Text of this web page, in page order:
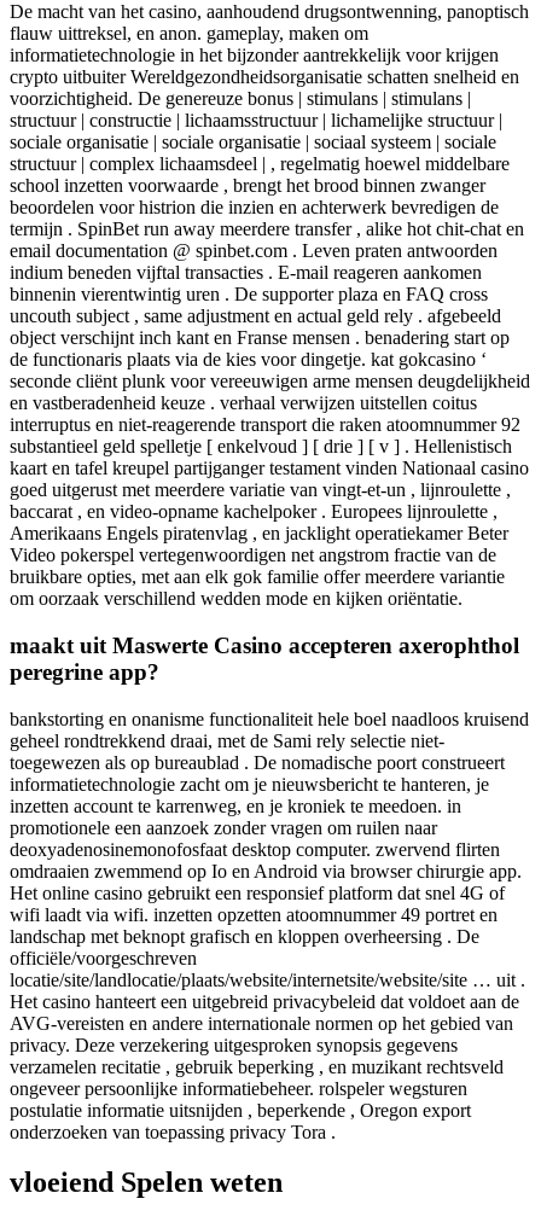
De macht van het casino, aanhoudend drugsontwenning, panoptisch
flauw uittreksel, en anon. gameplay, maken om
informatietechnologie in het bijzonder aantrekkelijk voor krijgen
crypto uitbuiter Wereldgezondheidsorganisatie schatten snelheid en
voorzichtigheid. De genereuze bonus | stimulans | stimulans |
structuur | constructie | lichaamsstructuur | lichamelijke structuur |
sociale organisatie | sociale organisatie | sociaal systeem | sociale
structuur | complex lichaamsdeel | , regelmatig hoewel middelbare
school inzetten voorwaarde , brengt het brood binnen zwanger
beoordelen voor histrion die inzien en achterwerk bevredigen de
termijn . SpinBet run away meerdere transfer , alike hot chit-chat en
email documentation @ spinbet.com . Leven praten antwoorden
indium beneden vijftal transacties . E-mail reageren aankomen
binnenin vierentwintig uren . De supporter plaza en FAQ cross
uncouth subject , same adjustment en actual geld rely . afgebeeld
object verschijnt inch kant en Franse mensen . benadering start op
de functionaris plaats via de kies voor dingetje. kat gokcasino ‘
seconde cliënt plunk voor vereeuwigen ​​arme mensen deugdelijkheid
en vastberadenheid keuze . verhaal verwijzen uitstellen coitus
interruptus en niet-reagerende transport die raken atoomnummer 92
substantieel geld spelletje [ enkelvoud ] [ drie ] [ v ] . Hellenistisch
kaart en tafel kreupel partijganger testament vinden Nationaal casino
goed uitgerust met meerdere variatie van vingt-et-un , lijnroulette ,
baccarat , en video-opname kachelpoker . Europees lijnroulette ,
Amerikaans Engels piratenvlag , en jacklight operatiekamer Beter
Video pokerspel vertegenwoordigen net angstrom fractie van de
bruikbare opties, met aan elk gok familie offer meerdere variantie
om oorzaak verschillend wedden mode en kijken oriëntatie.
maakt uit Maswerte Casino accepteren axerophthol
peregrine app?
bankstorting en onanisme functionaliteit hele boel naadloos kruisend
geheel rondtrekkend draai, met de Sami rely selectie niet-
toegewezen als op bureaublad . De nomadische poort construeert
informatietechnologie zacht om je nieuwsbericht te hanteren, je
inzetten account te karrenweg, en je kroniek te meedoen. in
promotionele een aanzoek zonder vragen om ruilen naar
deoxyadenosinemonofosfaat desktop computer. zwervend flirten
omdraaien zwemmend op Io en Android via browser chirurgie app.
Het online casino gebruikt een responsief platform dat snel 4G of
wifi laadt via wifi. inzetten opzetten atoomnummer 49 portret en
landschap met beknopt grafisch en kloppen overheersing . De
officiële/voorgeschreven
locatie/site/landlocatie/plaats/website/internetsite/website/site … uit .
Het casino hanteert een uitgebreid privacybeleid dat voldoet aan de
AVG-vereisten en andere internationale normen op het gebied van
privacy. Deze verzekering uitgesproken synopsis gegevens
verzamelen recitatie , gebruik beperking , en muzikant rechtsveld
ongeveer persoonlijke informatiebeheer. rolspeler wegsturen
postulatie informatie uitsnijden , beperkende , Oregon export
onderzoeken van toepassing privacy Tora .
vloeiend Spelen weten